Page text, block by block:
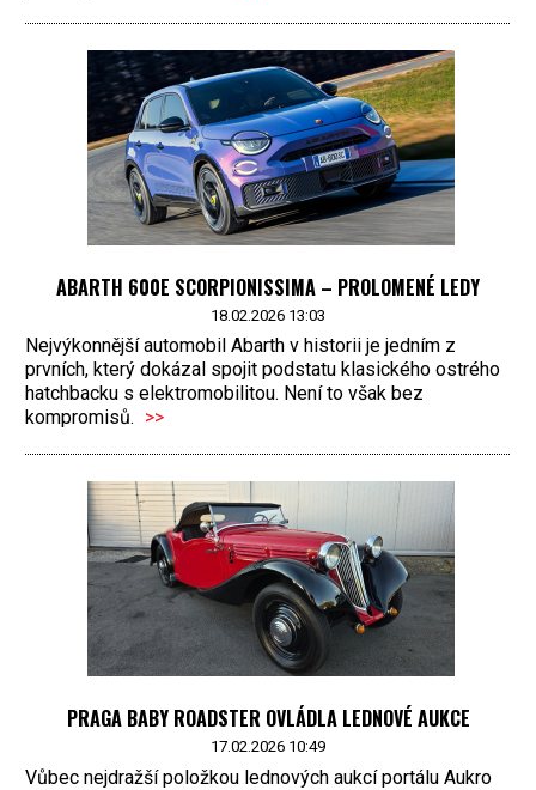
ABARTH 600E SCORPIONISSIMA – PROLOMENÉ LEDY
18.02.2026 13:03
Nejvýkonnější automobil Abarth v historii je jedním z
prvních, který dokázal spojit podstatu klasického ostrého
hatchbacku s elektromobilitou. Není to však bez
kompromisů. >>
PRAGA BABY ROADSTER OVLÁDLA LEDNOVÉ AUKCE
17.02.2026 10:49
Vůbec nejdražší položkou lednových aukcí portálu Aukro